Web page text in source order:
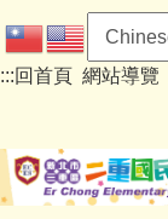
到
主
容
區
:::回首頁 網站導覽